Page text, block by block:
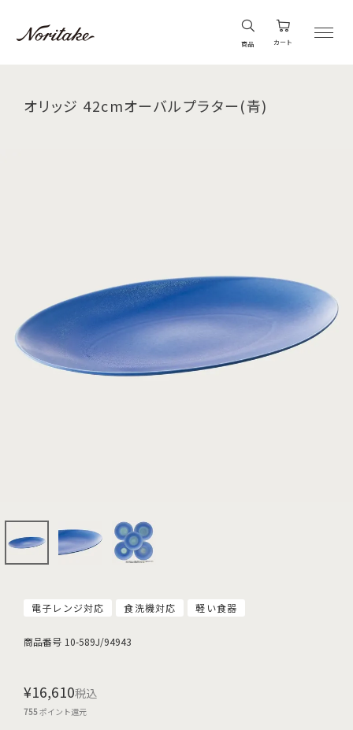
商品 カート
オリッジ 42cmオーバルプラター(青)
電子レンジ対応 食洗機対応 軽い食器
商品番号 10-589J/94943
¥16,610税込
755ポイント還元